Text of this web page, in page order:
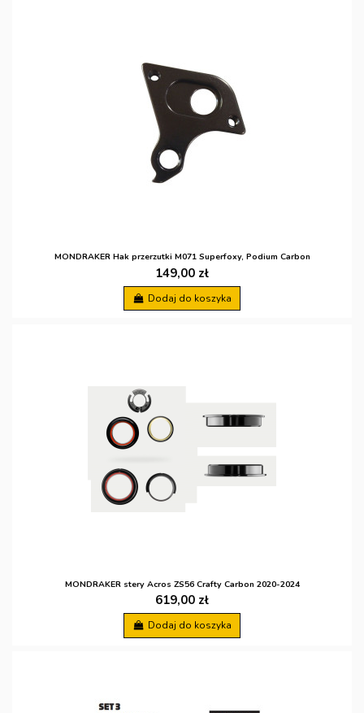
MONDRAKER Hak przerzutki M071 Superfoxy, Podium Carbon
149,00 zł
Dodaj do koszyka
MONDRAKER stery Acros ZS56 Crafty Carbon 2020-2024
619,00 zł
Dodaj do koszyka